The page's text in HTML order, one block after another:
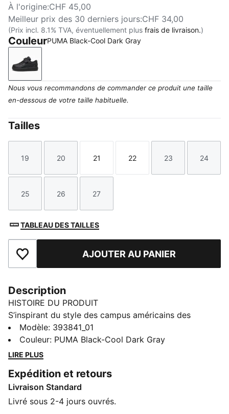
À l'origine:CHF 45,00
Meilleur prix des 30 derniers jours:CHF 34,00
(Prix incl. 8.1% TVA, éventuellement plus frais de livraison.)
CouleurPUMA Black-Cool Dark Gray
PUMA Black-Cool Dark Gray
Nous vous recommandons de commander ce produit une taille
en-dessous de votre taille habituelle.
Tailles
Taille
19
Taille
20
Taille
21
Taille
22
Taille
23
Taille
24
Taille
25
Taille
26
Taille
27
TABLEAU DES TAILLES
Ajouter aux favorisAJOUTER AU PANIER
Description
HISTOIRE DU PRODUIT
S’inspirant du style des campus américains des
années 90, la PUMA Caven 2.0 est un modèle rétro
misant sur une esthétique américaine vintage. La
conception de la tige est fidèle à l’ADN du PUMA,
amorti et un confort optimal tout au long de la
journée.
CARACTÉRISTIQUES + AVANTAGES
Modèle: 393841_01
Couleur: PUMA Black-Cool Dark Gray
LIRE PLUS
Expédition et retours
Livraison Standard
Livré sous 2-4 jours ouvrés.